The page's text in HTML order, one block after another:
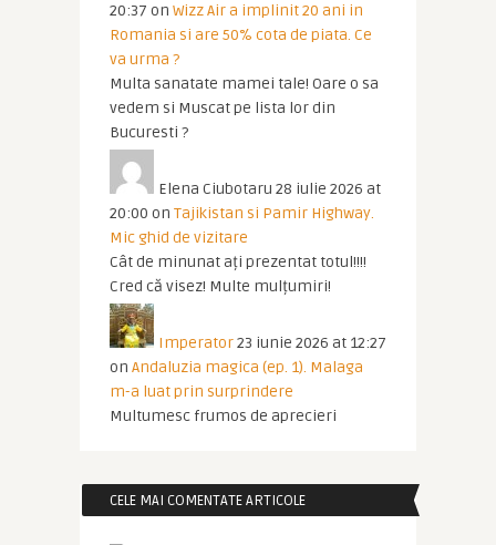
20:37 on Wizz Air a implinit 20 ani in
Romania si are 50% cota de piata. Ce
va urma ?
Multa sanatate mamei tale! Oare o sa
vedem si Muscat pe lista lor din
Bucuresti ?
Elena Ciubotaru 28 iulie 2026 at
20:00 on Tajikistan si Pamir Highway.
Mic ghid de vizitare
Cât de minunat ați prezentat totul!!!!
Cred că visez! Multe mulțumiri!
Imperator23 iunie 2026 at 12:27
on Andaluzia magica (ep. 1). Malaga
m-a luat prin surprindere
Multumesc frumos de aprecieri
CELE MAI COMENTATE ARTICOLE